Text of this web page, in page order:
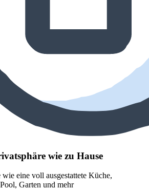
wie zu Hause
eine voll ausgestattete Küche,
Garten und mehr